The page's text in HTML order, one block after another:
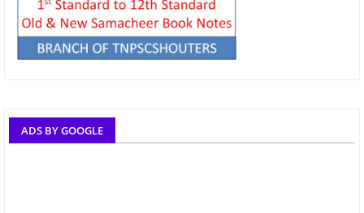
ADS BY GOOGLE